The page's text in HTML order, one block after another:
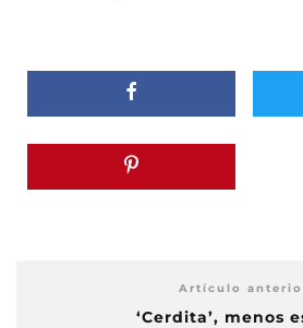
Artículo
‘Cerdita’, menos